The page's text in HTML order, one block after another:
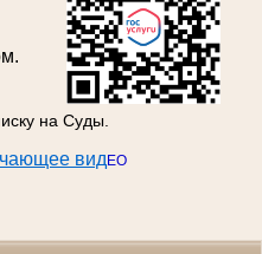
на Суды.
вид ЕО